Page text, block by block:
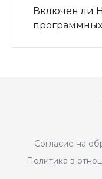
Включен ли
Согласие на
Политика в